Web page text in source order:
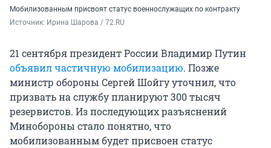
Мобилизованным присвоят статус военнослужащих по контракту
Источник: Ирина Шарова / 72.RU
21 сентября президент России Владимир Путин
объявил частичную мобилизацию. Позже
министр обороны Сергей Шойгу уточнил, что
призвать на службу планируют 300 тысяч
резервистов. Из последующих разъяснений
Минобороны стало понятно, что
мобилизованным будет присвоен статус